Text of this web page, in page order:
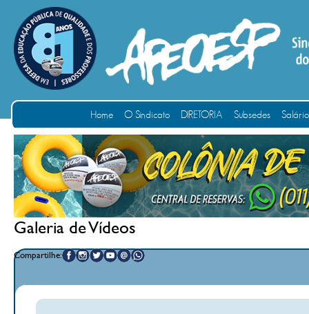
Home O Sindicato DIRETORIA Subsedes
Galeria de Vídeos
Compartilhe: